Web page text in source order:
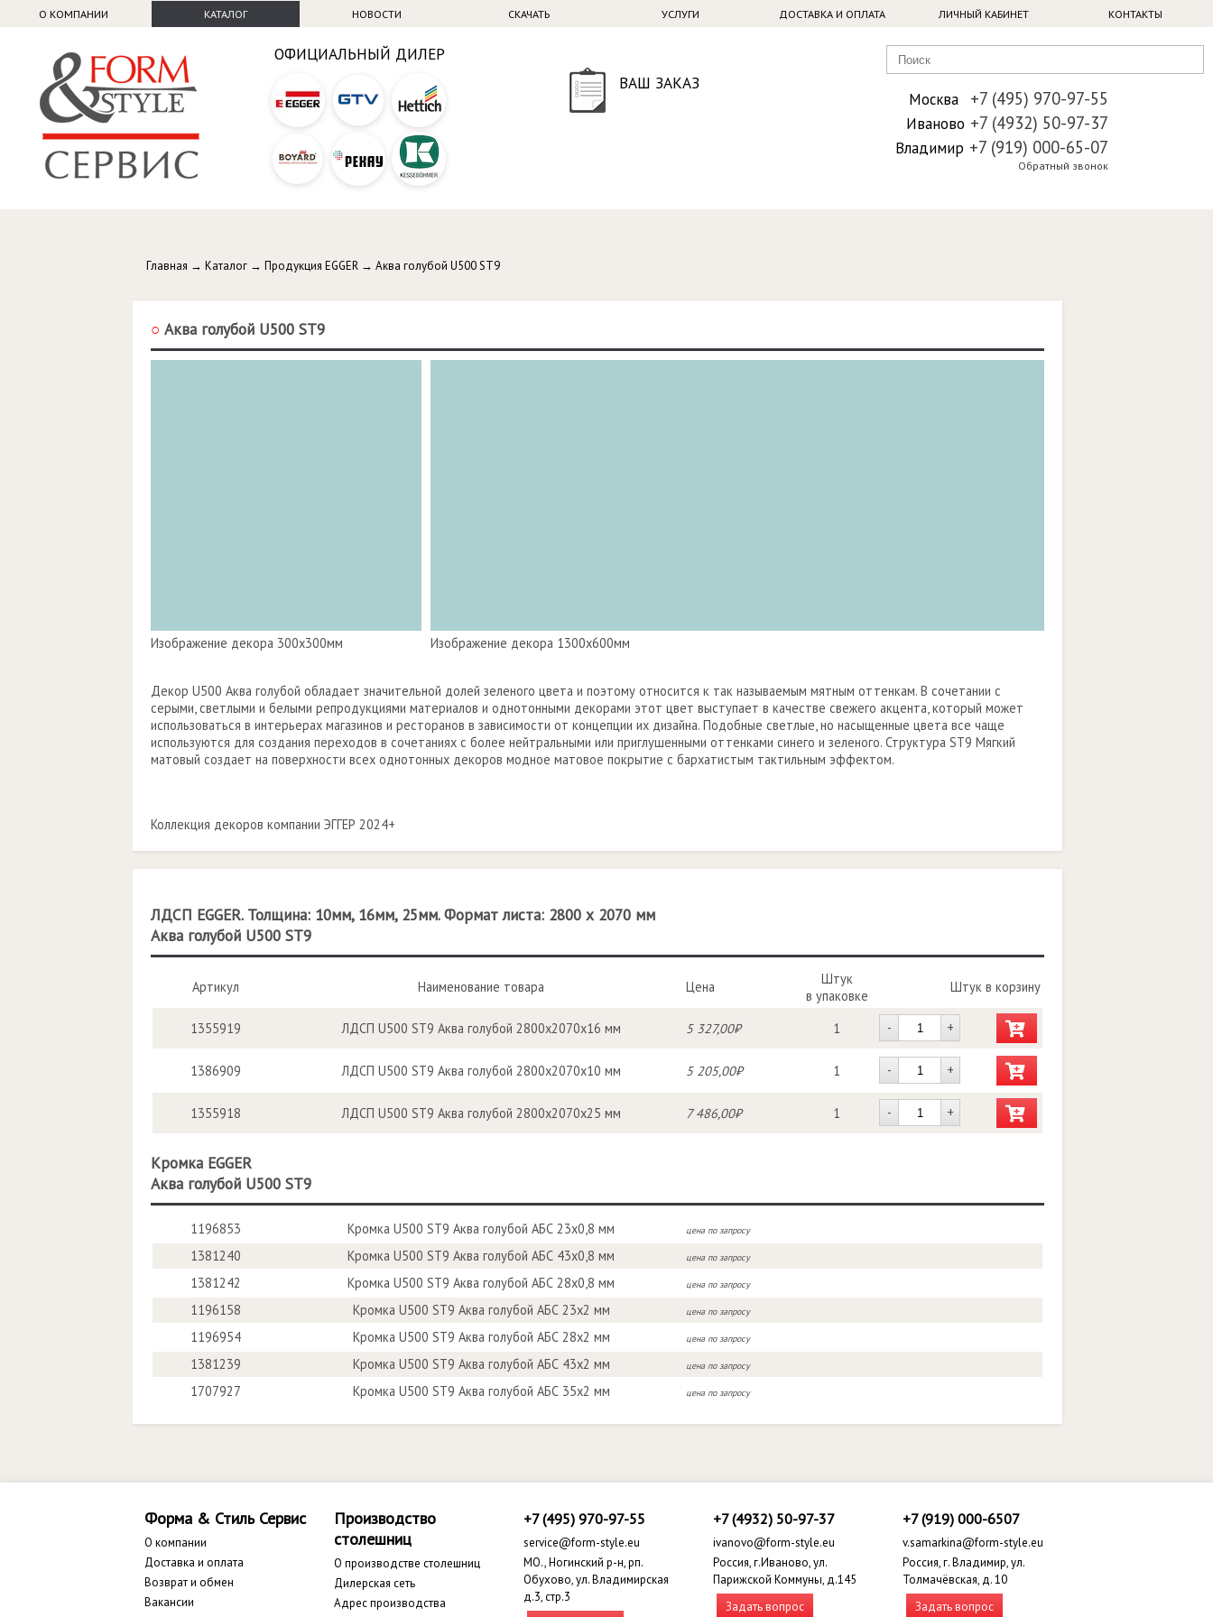
О КОМПАНИИ КАТАЛОГ НОВОСТИ СКАЧАТЬ УСЛУГИ ДОСТАВКА И ОПЛАТА ЛИЧНЫЙ КАБИНЕТ КОНТАКТЫ
ОФИЦИАЛЬНЫЙ ДИЛЕР
ВАШ ЗАКАЗ
Москва +7 (495) 970-97-55
Иваново +7 (4932) 50-97-37
Владимир +7 (919) 000-65-07
Обратный звонок
Главная → Каталог → Продукция EGGER → Аква голубой U500 ST9
○ Аква голубой U500 ST9
Изображение декора 300х300мм Изображение декора 1300х600мм
Декор U500 Аква голубой обладает значительной долей зеленого цвета и поэтому относится к так называемым мятным оттенкам. В сочетании с
серыми, светлыми и белыми репродукциями материалов и однотонными декорами этот цвет выступает в качестве свежего акцента, который может
использоваться в интерьерах магазинов и ресторанов в зависимости от концепции их дизайна. Подобные светлые, но насыщенные цвета все чаще
используются для создания переходов в сочетаниях с более нейтральными или приглушенными оттенками синего и зеленого. Структура ST9 Мягкий
матовый создает на поверхности всех однотонных декоров модное матовое покрытие с бархатистым тактильным эффектом.
Коллекция декоров компании ЭГГЕР 2024+
ЛДСП EGGER. Толщина: 10мм, 16мм, 25мм. Формат листа: 2800 х 2070 мм
Аква голубой U500 ST9
Артикул Наименование товара Цена
Штук
в упаковке
Штук в корзину
1355919 ЛДСП U500 ST9 Аква голубой 2800x2070x16 мм 5 327,00₽ 1 - +
1386909 ЛДСП U500 ST9 Аква голубой 2800x2070x10 мм 5 205,00₽ 1 - +
1355918 ЛДСП U500 ST9 Аква голубой 2800x2070x25 мм 7 486,00₽ 1 - +
Кромка EGGER
Аква голубой U500 ST9
1196853 Кромка U500 ST9 Аква голубой АБС 23x0,8 мм цена по запросу
1381240 Кромка U500 ST9 Аква голубой АБС 43x0,8 мм цена по запросу
1381242 Кромка U500 ST9 Аква голубой АБС 28x0,8 мм цена по запросу
1196158 Кромка U500 ST9 Аква голубой АБС 23x2 мм цена по запросу
1196954 Кромка U500 ST9 Аква голубой АБС 28x2 мм цена по запросу
1381239 Кромка U500 ST9 Аква голубой АБС 43x2 мм цена по запросу
1707927 Кромка U500 ST9 Аква голубой АБС 35x2 мм цена по запросу
Форма & Стиль Сервис
О компании
Доставка и оплата
Возврат и обмен
Вакансии
Производство
столешниц
О производстве столешниц
Дилерская сеть
Адрес производства
+7 (495) 970-97-55
service@form-style.eu
МО., Ногинский р-н, рп.
Обухово, ул. Владимирская
д.3, стр.3
+7 (4932) 50-97-37
ivanovo@form-style.eu
Россия, г.Иваново, ул.
Парижской Коммуны, д.145
Задать вопрос
+7 (919) 000-6507
v.samarkina@form-style.eu
Россия, г. Владимир, ул.
Толмачёвская, д. 10
Задать вопрос